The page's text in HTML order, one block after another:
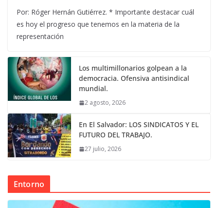
Por: Róger Hernán Gutiérrez. * Importante destacar cuál
es hoy el progreso que tenemos en la materia de la
representación
Los multimillonarios golpean a la
democracia. Ofensiva antisindical
mundial.
2 agosto, 2026
En El Salvador: LOS SINDICATOS Y EL
FUTURO DEL TRABAJO.
27 julio, 2026
Entorno